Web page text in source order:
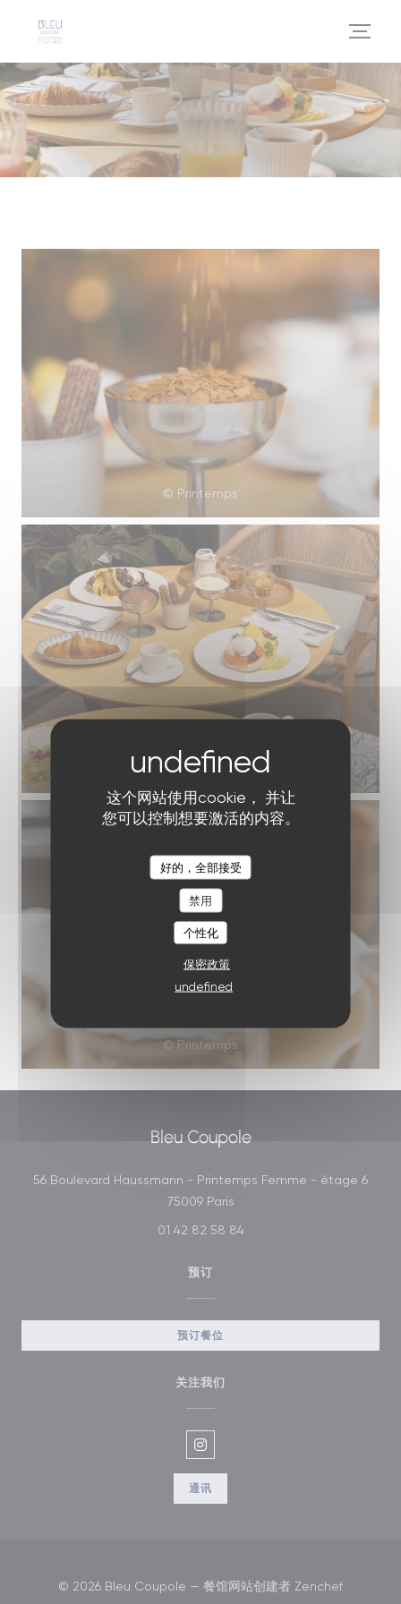
这个网站使用cookie， 并让
您可以控制想要激活的内容。
好的，全部接受
禁用
个性化
保密政策
undefined
© Printemps
© Printemps
© Printemps
Bleu Coupole
56 Boulevard Haussmann - Printemps Femme - étage 6
75009 Paris((在新窗口中打开))
01 42 82 58 84
预订
预订餐位
关注我们
Instagram ((在新窗口中打开))
通讯
© 2026 Bleu Coupole — 餐馆网站创建者 Zenchef((在新窗